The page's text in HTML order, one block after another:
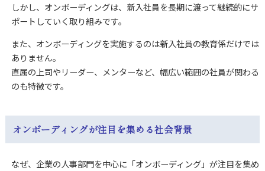
しかし、オンボーディングは、新入社員を長期に渡って継続的にサ
ポートしていく取り組みです。
また、オンボーディングを実施するのは新入社員の教育係だけでは
ありません。
直属の上司やリーダー、メンターなど、幅広い範囲の社員が関わる
のも特徴です。
オンボーディングが注目を集める社会背景
なぜ、企業の人事部門を中心に「オンボーディング」が注目を集め